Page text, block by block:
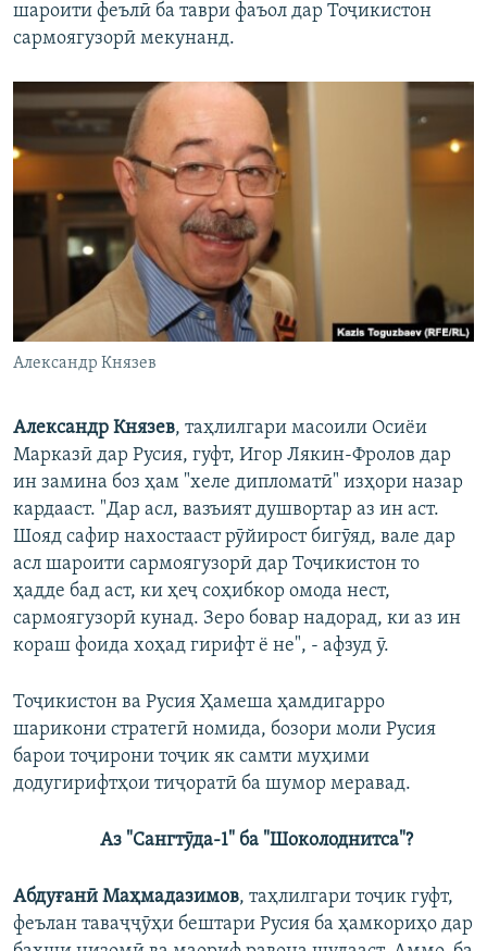
шароити феълӣ ба таври фаъол дар Тоҷикистон
сармоягузорӣ мекунанд.
Александр Князев
Александр Князев, таҳлилгари масоили Осиёи
Марказӣ дар Русия, гуфт, Игор Лякин-Фролов дар
ин замина боз ҳам "хеле дипломатӣ" изҳори назар
кардааст. "Дар асл, вазъият душвортар аз ин аст.
Шояд сафир нахостааст рӯйирост бигӯяд, вале дар
асл шароити сармоягузорӣ дар Тоҷикистон то
ҳадде бад аст, ки ҳеҷ соҳибкор омода нест,
сармоягузорӣ кунад. Зеро бовар надорад, ки аз ин
кораш фоида хоҳад гирифт ё не", - афзуд ӯ.
Тоҷикистон ва Русия Ҳамеша ҳамдигарро
шарикони стратегӣ номида, бозори моли Русия
барои тоҷирони тоҷик як самти муҳими
додугирифтҳои тиҷоратӣ ба шумор меравад.
Аз "Сангтӯда-1" ба "Шоколоднитса"?
Абдуғанӣ Маҳмадазимов, таҳлилгари тоҷик гуфт,
феълан таваҷҷӯҳи бештари Русия ба ҳамкориҳо дар